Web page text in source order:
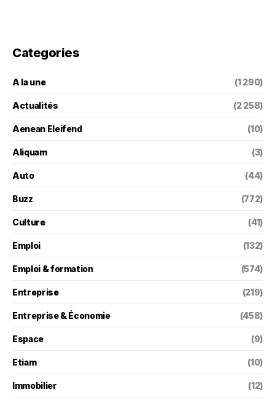
Categories
A la une (1 290)
Actualités (2 258)
Aenean Eleifend (10)
Aliquam (3)
Auto (44)
Buzz (772)
Culture (41)
Emploi (132)
Emploi & formation (574)
Entreprise (219)
Entreprise & Économie (458)
Espace (9)
Etiam (10)
Immobilier (12)